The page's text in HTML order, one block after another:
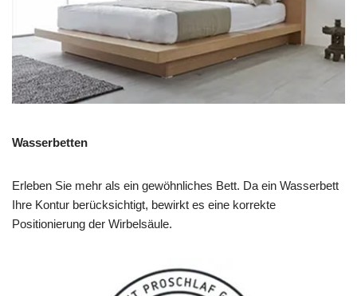
Wasserbetten
Erleben Sie mehr als ein gewöhnliches Bett. Da ein Wasserbett
Ihre Kontur berücksichtigt, bewirkt es eine korrekte
Positionierung der Wirbelsäule.